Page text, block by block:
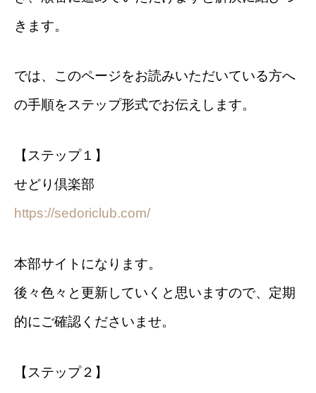
きます。
では、このページをお読みいただいている方へ
の手順をステップ形式でお伝えします。
【ステップ１】
せどり倶楽部
https://sedoriclub.com/
本部サイトになります。
後々色々と更新していくと思いますので、定期
的にご確認くださいませ。
【ステップ２】